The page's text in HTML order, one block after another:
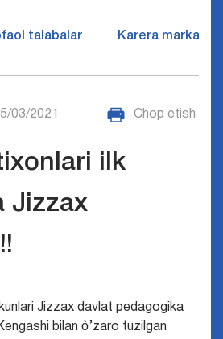
talabalar Karera markazi
03/2021 Chop etish
ilk
Jizzax
Jizzax davlat pedagogika
bilan ò’zaro tuzilgan